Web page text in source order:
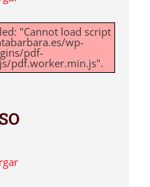
"Cannot load script
wp-
pdf-
pdf.worker.min.js".